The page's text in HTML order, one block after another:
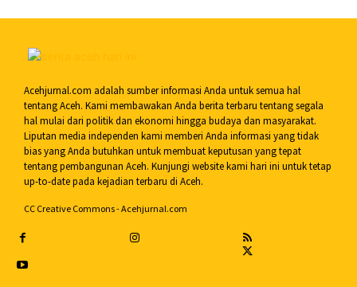
Acehjurnal.com adalah sumber informasi Anda untuk semua hal
tentang Aceh. Kami membawakan Anda berita terbaru tentang segala
hal mulai dari politik dan ekonomi hingga budaya dan masyarakat.
Liputan media independen kami memberi Anda informasi yang tidak
bias yang Anda butuhkan untuk membuat keputusan yang tepat
tentang pembangunan Aceh. Kunjungi website kami hari ini untuk tetap
up-to-date pada kejadian terbaru di Aceh.
CC Creative Commons - Acehjurnal.com